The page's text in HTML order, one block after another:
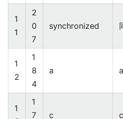
1
1
2
0
7
synchronized
1
2
1
8
4
a a
1
1
7
c c